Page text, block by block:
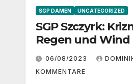
SGP DAMEN UNCATEGORIZED
SGP Szczyrk:
Regen und Wind
06/08/2023
KOMMENTARE